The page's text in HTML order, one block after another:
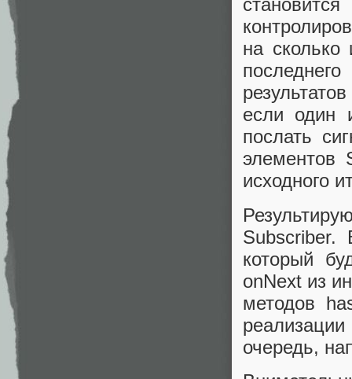
на
если один
послать
элементов
исходного
который
onNext из
методов
очередь,